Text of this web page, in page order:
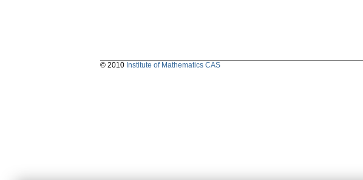
© 2010 Institute of Mathematics CAS